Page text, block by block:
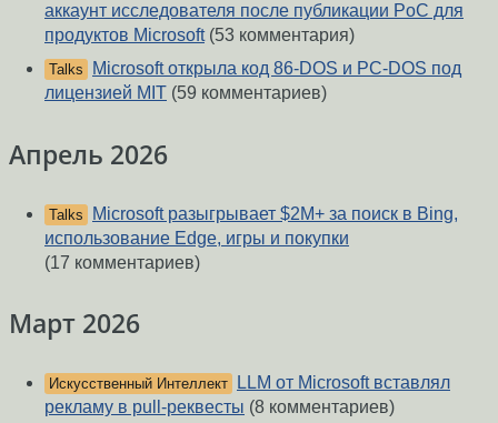
аккаунт исследователя после публикации PoC для
продуктов Microsoft(53 комментария)
Talks
Microsoft открыла код 86-DOS и PC-DOS под
лицензией MIT (59 комментариев)
Апрель 2026
Talks
Microsoft разыгрывает $2М+ за поиск в Bing,
использование Edge, игры и покупки
(17 комментариев)
Март 2026
Искусственный Интеллект
LLM от Microsoft вставлял
рекламу в pull-реквесты (8 комментариев)